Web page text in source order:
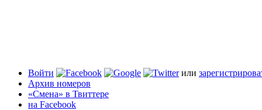
Войти или
Архив номеров
«Смена» в Твиттере
на Facebook